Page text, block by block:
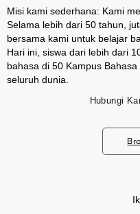
Misi kami sederhana: Kami
Selama lebih dari 50 tahun,
bersama kami untuk belajar
Hari ini, siswa dari lebih dari
bahasa di 50 Kampus
seluruh dunia.
Hubungi